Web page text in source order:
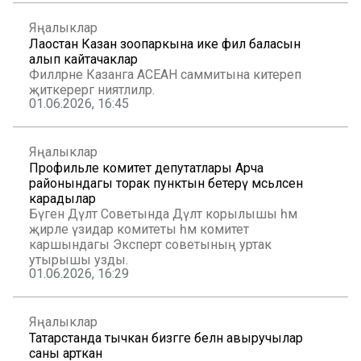
Яңалыклар
Лаостан Казан зоопаркына ике фил баласын
алып кайтачаклар
Филләрне Казанга АСЕАН саммитына китереп
җиткерергә ниятлиләр.
01.06.2026, 16:45
Яңалыклар
Профильле комитет депутатлары Арча
районындагы торак пунктын бетерү мәсьәләсен
карадылар
Бүген Дәүләт Советында Дәүләт корылышы һәм
җирле үзидарә комитеты һәм комитет
каршындагы Эксперт советының уртак
утырышы узды.
01.06.2026, 16:29
Яңалыклар
Татарстанда тычкан бизгәге белән авыручылар
саны арткан